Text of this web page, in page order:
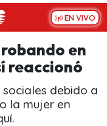
EN VIVO
en
reaccionó
sociales debido a
la mujer en